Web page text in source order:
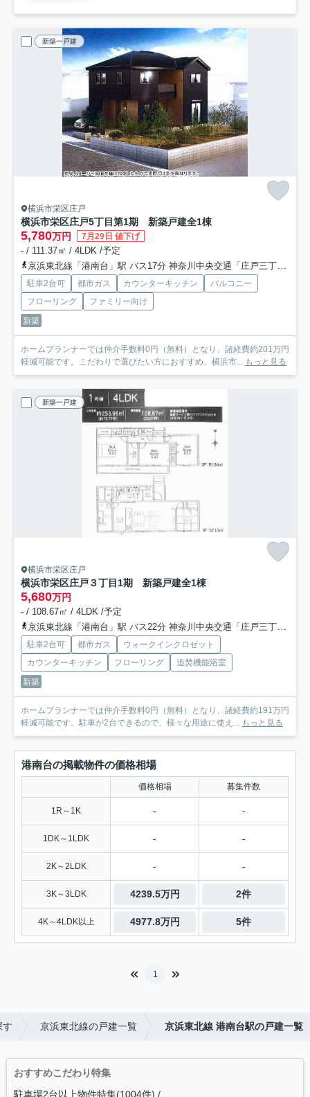
新築一戸建
横浜市栄区庄戸
横浜市栄区庄戸5丁目第1期 新築戸建全1棟
5,780万円 7月29日 値下げ
- / 111.37㎡ / 4LDK /予定
京浜東北線「港南台」駅 バス17分 神奈川中央交通「庄戸三丁目南」 停歩3分
駐車2台可 都市ガス カウンターキッチン
バルコニー
フローリング
ファミリー向け
新築
ホームプランナーでは仲介手数料0円（無料）となり、諸経費約201万円
軽減可能です。こだわりで選びたい方におすすめ。横浜市... もっと見る
新築一戸建
横浜市栄区庄戸
横浜市栄区庄戸３丁目1期 新築戸建全1棟
5,680万円
- / 108.67㎡ / 4LDK /予定
京浜東北線「港南台」駅 バス22分 神奈川中央交通「庄戸三丁目南」 停歩5分
駐車2台可 都市ガス
ウォークインクロゼット
カウンターキッチン
フローリング
追焚機能浴室
新築
ホームプランナーでは仲介手数料0円（無料）となり、諸経費約191万円
軽減可能です。駐車が2台できるので、様々な用途に使え... もっと見る
港南台の掲載物件の価格相場
価格相場 募集件数
1R～1K - -
1DK～1LDK - -
2K～2LDK - -
3K～3LDK 4239.5万円 2件
4K～4LDK以上 4977.8万円 5件
1
す 京浜東北線の戸建一覧 京浜東北線 港南台駅の戸建一覧
おすすめこだわり特集
駐車場2台以上物件特集(1004件)